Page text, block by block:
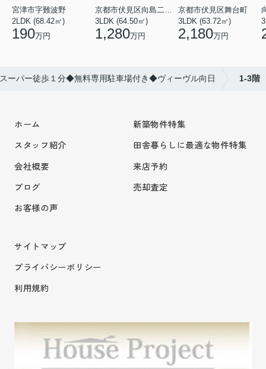
宮津市字難波野
2LDK (68.42㎡)
190万円
3LDK (64.50㎡)
1,280万円
京都市伏見区舞台町
3LDK (63.72㎡)
2,180万円
パー徒歩１分◆無料専用駐車場付き◆ヴィーヴル向日 1-3階
ホーム
スタッフ紹介
会社概要
ブログ
お客様の声
新築物件特集
田舎暮らしに最適な物件特集
来店予約
売却査定
サイトマップ
プライバシーポリシー
利用規約